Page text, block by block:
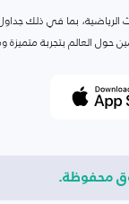
بما في ذلك جداول
حول العالم بتجربة